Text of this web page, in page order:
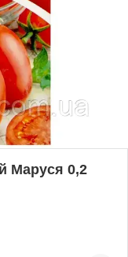
Маруся 0,2